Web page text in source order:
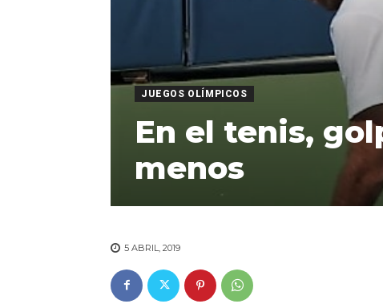
JUEGOS OLÍMPICOS
En el tenis,
menos
5 ABRIL, 2019